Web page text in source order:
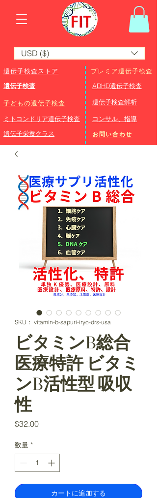
USD ($)
遺伝子検査ストア
遺伝子検査
子どもの遺伝子検査
ミトコンドリア遺伝子検査
遺伝子栄養クラス
プレミア遺伝子検査
ADHD遺伝子検査
​遺伝子検査解析
コンサル、指導
お問い合わせ
SKU： vitamin-b-sapuri-iryo-drs-usa
ビタミンB総合
医療特許 ビタミ
ンB活性型 吸収
性
$32.00価
数量 *
カートに追加する